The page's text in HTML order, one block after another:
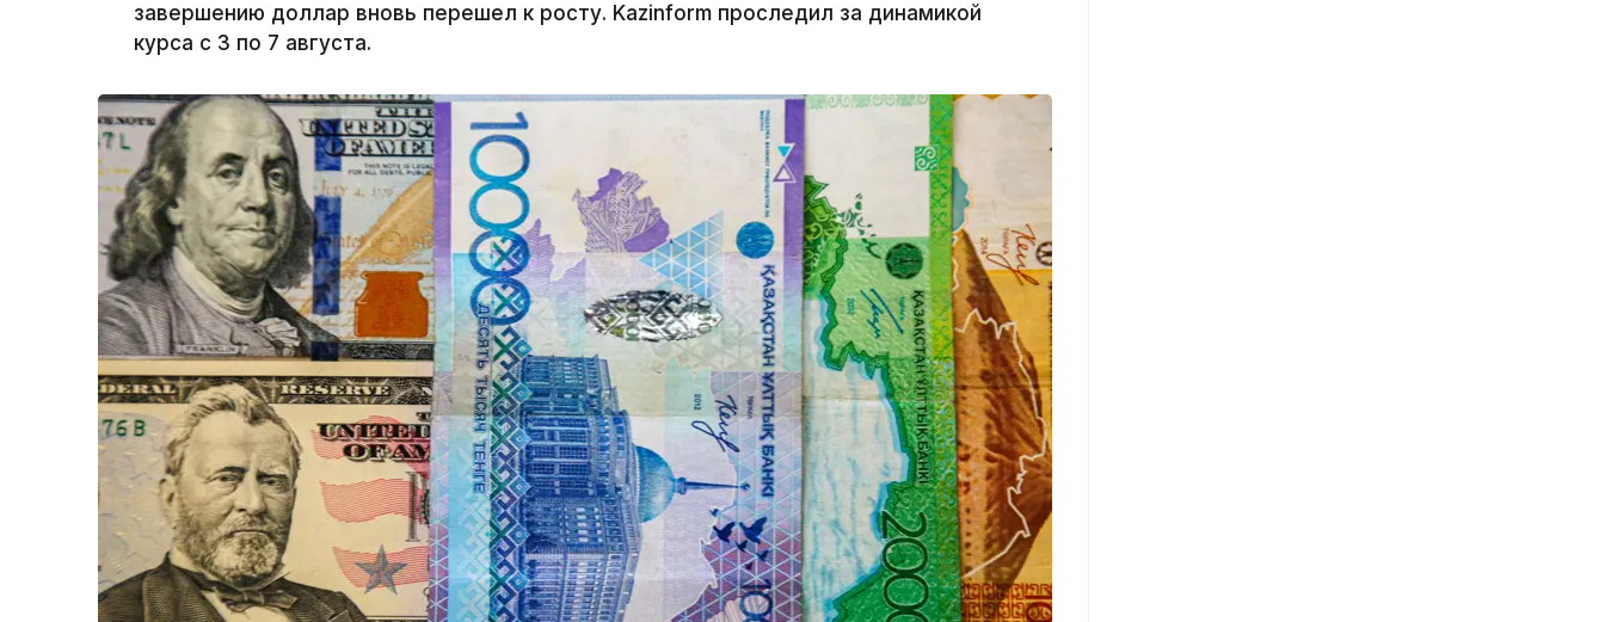
завершению доллар вновь перешел к росту. Kazinform проследил за динамикой
курса с 3 по 7 августа.